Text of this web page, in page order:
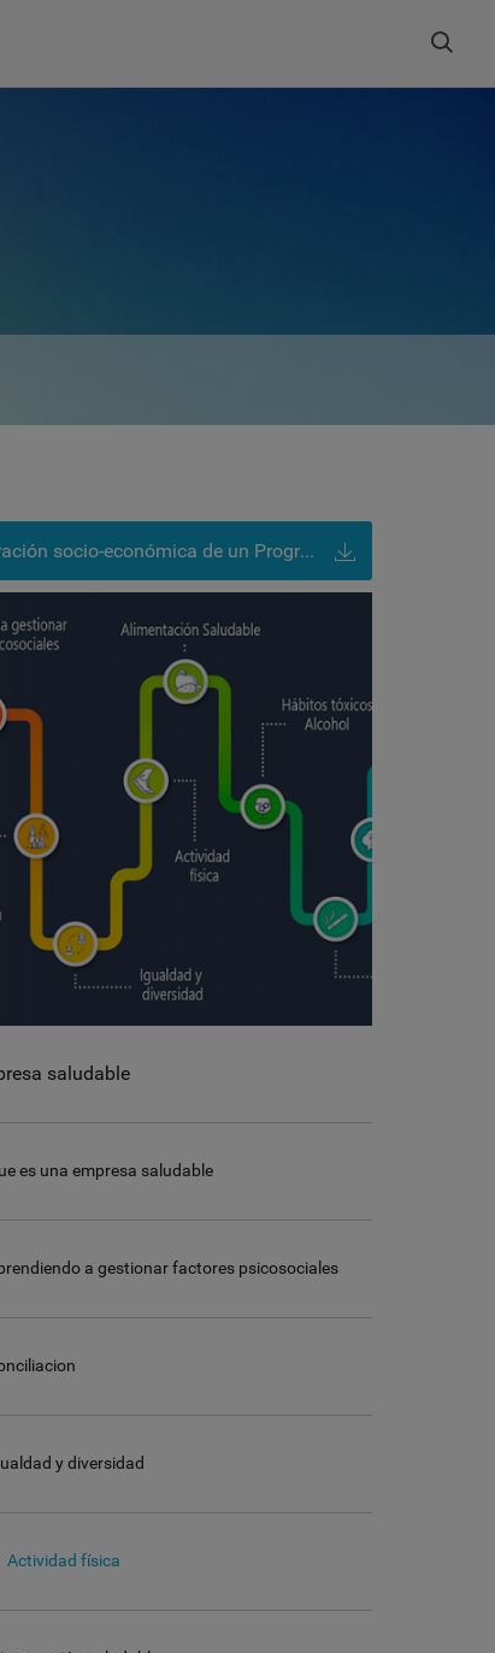
Buscar
Valoración socio-económica de un Programa de Actividad Física para los trabajadores de una empresa (2013)
saludable
es una empresa saludable
a gestionar factores psicosociales
y diversidad
Actividad física